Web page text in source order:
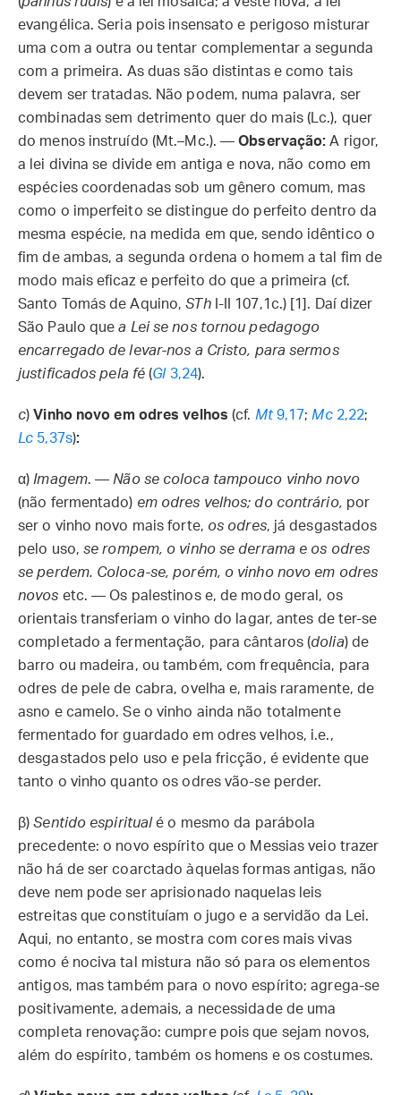
evangélica. Seria pois insensato e perigoso misturar
uma com a outra ou tentar complementar a segunda
com a primeira. As duas são distintas e como tais
devem ser tratadas. Não podem, numa palavra, ser
combinadas sem detrimento quer do mais (Lc.), quer
do menos instruído (Mt.–Mc.). —Observação: A rigor,
a lei divina se divide em antiga e nova, não como em
espécies coordenadas sob um gênero comum, mas
como o imperfeito se distingue do perfeito dentro da
mesma espécie, na medida em que, sendo idêntico o
fim de ambas, a segunda ordena o homem a tal fim de
modo mais eficaz e perfeito do que a primeira (cf.
Santo Tomás de Aquino,SThI-II 107,1c.) [1]. Daí dizer
São Paulo quea Lei se nos tornou pedagogo
encarregado de levar-nos a Cristo, para sermos
justificados pela fé (Gl 3,24).
c) Vinho novo em odres velhos (cf. Mt9,17; Mc2,22;
Lc 5,37s):
α) Imagem. — Não se coloca tampouco vinho novo
(não fermentado) em odres velhos; do contrário, por
ser o vinho novo mais forte, os odres, já desgastados
pelo uso, se rompem, o vinho se derrama e os odres
se perdem. Coloca-se, porém, o vinho novo em odres
novos etc. — Os palestinos e, de modo geral, os
orientais transferiam o vinho do lagar, antes de ter-se
completado a fermentação, para cântaros (dolia) de
barro ou madeira, ou também, com frequência, para
odres de pele de cabra, ovelha e, mais raramente, de
asno e camelo. Se o vinho ainda não totalmente
fermentado for guardado em odres velhos, i.e.,
desgastados pelo uso e pela fricção, é evidente que
tanto o vinho quanto os odres vão-se perder.
β) Sentido espiritual é o mesmo da parábola
precedente: o novo espírito que o Messias veio trazer
não há de ser coarctado àquelas formas antigas, não
deve nem pode ser aprisionado naquelas leis
estreitas que constituíam o jugo e a servidão da Lei.
Aqui, no entanto, se mostra com cores mais vivas
como é nociva tal mistura não só para os elementos
antigos, mas também para o novo espírito; agrega-se
positivamente, ademais, a necessidade de uma
completa renovação: cumpre pois que sejam novos,
além do espírito, também os homens e os costumes.